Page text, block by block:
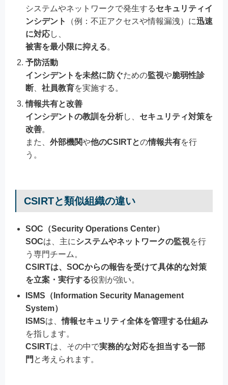
システムやネットワークで発生するセキュリティイ
ンシデント
（例：不正アクセスや情報漏洩）に迅速
に対応し、
被害を最小限に抑える。
予防活動
インシデントを未然に防ぐための監視や脆弱性診
断
社員教育を実施する。
情報共有と改善
インシデントの教訓を分析し、 セキュリティ対策を
改善。
また、 外部機関や他のCSIRTとの情報共有を行
う。
CSIRTと類似組織の違い
SOC（Security Operations Center）
SOCは、主にシステムやネットワークの監視を行
う専門チーム。
CSIRTは、SOCからの報告を受けて具体的な対策
を立案・実行する役割が強い。
ISMS（Information Security Management
System）
ISMSは、情報セキュリティ全体を管理する仕組み
を指します。
CSIRTは、その中で実務的な対応を担当する一部
門 と考えられます。